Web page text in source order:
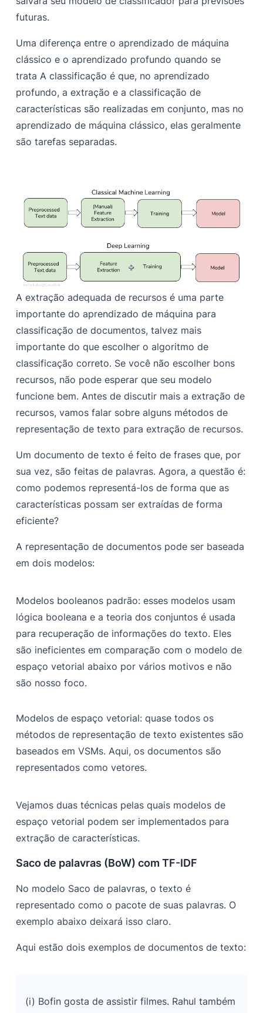
futuras.
Uma diferença entre o aprendizado de máquina
clássico e o aprendizado profundo quando se
trata A classificação é que, no aprendizado
profundo, a extração e a classificação de
características são realizadas em conjunto, mas no
aprendizado de máquina clássico, elas geralmente
são tarefas separadas.
A extração adequada de recursos é uma parte
importante do aprendizado de máquina para
classificação de documentos, talvez mais
importante do que escolher o algoritmo de
classificação correto. Se você não escolher bons
recursos, não pode esperar que seu modelo
funcione bem. Antes de discutir mais a extração de
recursos, vamos falar sobre alguns métodos de
representação de texto para extração de recursos.
Um documento de texto é feito de frases que, por
sua vez, são feitas de palavras. Agora, a questão é:
como podemos representá-los de forma que as
características possam ser extraídas de forma
eficiente?
A representação de documentos pode ser baseada
em dois modelos:
Modelos booleanos padrão: esses modelos usam
lógica booleana e a teoria dos conjuntos é usada
para recuperação de informações do texto. Eles
são ineficientes em comparação com o modelo de
espaço vetorial abaixo por vários motivos e não
são nosso foco.
Modelos de espaço vetorial: quase todos os
métodos de representação de texto existentes são
baseados em VSMs. Aqui, os documentos são
representados como vetores.
Vejamos duas técnicas pelas quais modelos de
espaço vetorial podem ser implementados para
extração de características.
Saco de palavras (BoW) com TF-IDF
No modelo Saco de palavras, o texto é
representado como o pacote de suas palavras. O
exemplo abaixo deixará isso claro.
Aqui estão dois exemplos de documentos de texto:
(i) Bofin gosta de assistir filmes. Rahul também